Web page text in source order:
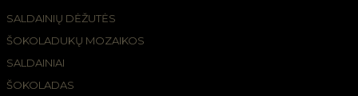
SALDAINIŲ DĖŽUTĖS
ŠOKOLADUKŲ MOZAIKOS
SALDAINIAI
ŠOKOLADAS